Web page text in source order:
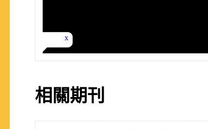
相關期刊